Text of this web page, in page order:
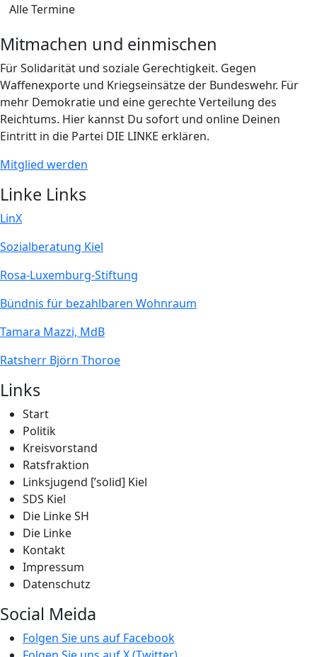
Alle Termine
Mitmachen und einmischen
Für Solidarität und soziale Gerechtigkeit. Gegen
Waffenexporte und Kriegseinsätze der Bundeswehr. Für
mehr Demokratie und eine gerechte Verteilung des
Reichtums. Hier kannst Du sofort und online Deinen
Eintritt in die Partei DIE LINKE erklären.
Mitglied werden
Linke Links
LinX
Sozialberatung Kiel
Rosa-Luxemburg-Stiftung
Bündnis für bezahlbaren Wohnraum
Tamara Mazzi, MdB
Ratsherr Björn Thoroe
Links
Start
Politik
Kreisvorstand
Ratsfraktion
Linksjugend [’solid] Kiel
SDS Kiel
Die Linke SH
Die Linke
Kontakt
Impressum
Datenschutz
Social Meida
Folgen Sie uns auf Facebook